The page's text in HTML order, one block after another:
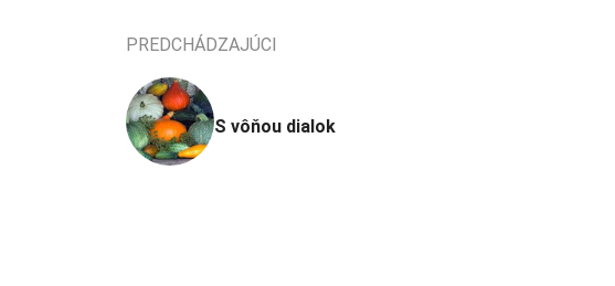
PREDCHÁDZAJÚCI
S vôňou dialok